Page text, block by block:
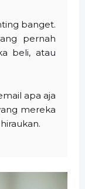
banget.
pernah
beli, atau
apa aja
mereka